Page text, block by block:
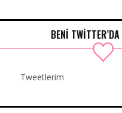
BENI
Tweetlerim